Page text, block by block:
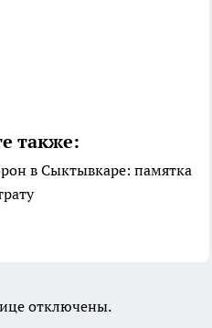
также:
в Сыктывкаре: памятка
отключены.